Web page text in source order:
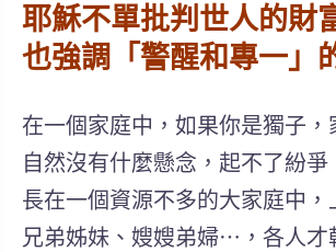
耶穌不單批判世人的財
也強調「警醒和專一」
在一個家庭中，如果你是獨子，
自然沒有什麼懸念，起不了紛爭
長在一個資源不多的大家庭中
兄弟姊妹、嫂嫂弟婦⋯， 各人才